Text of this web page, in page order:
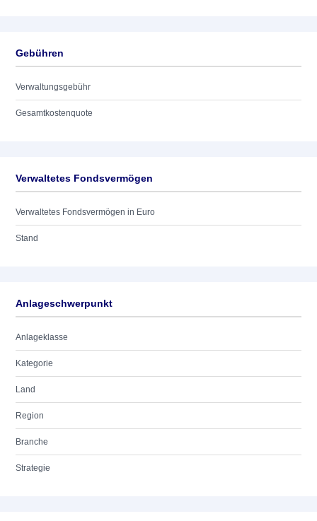
Gebühren
Verwaltungsgebühr
Gesamtkostenquote
Verwaltetes Fondsvermögen
Verwaltetes Fondsvermögen in Euro
Stand
Anlageschwerpunkt
Anlageklasse
Kategorie
Land
Region
Branche
Strategie